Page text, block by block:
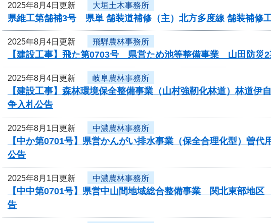
2025年8月4日更新 大垣土木事務所
県維工第舗補3号 県単 舗装道補修（主）北方多度線 舗装補修
2025年8月4日更新 飛騨農林事務所
【建設工事】飛た第0703号 県営ため池等整備事業 山田防災
2025年8月4日更新 岐阜農林事務所
【建設工事】森林環境保全整備事業（山村強靭化林道）林道
争入札公告
2025年8月1日更新 中濃農林事務所
【中か第0701号】県営かんがい排水事業（保全合理化型）
公告
2025年8月1日更新 中濃農林事務所
【中中第0701号】県営中山間地域総合整備事業 関北東部地
告